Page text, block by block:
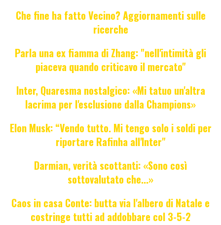
Che fine ha fatto Vecino? Aggiornamenti sulle
ricerche
Parla una ex fiamma di Zhang: "nell'intimità gli
piaceva quando criticavo il mercato"
Inter, Quaresma nostalgico: «Mi tatuo un'altra
lacrima per l'esclusione dalla Champions»
Elon Musk: “Vendo tutto. Mi tengo solo i soldi per
riportare Rafinha all'Inter"
Darmian, verità scottanti: «Sono così
sottovalutato che...»
Caos in casa Conte: butta via l'albero di Natale e
costringe tutti ad addobbare col 3-5-2